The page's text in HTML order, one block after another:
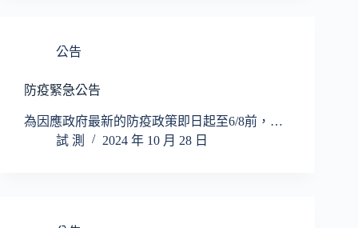
公告
防疫緊急公告
為因應政府最新的防疫政策即日起至6/8前，…
試 測
2024 年 10 月 28 日